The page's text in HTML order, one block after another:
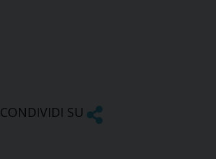
CONDIVIDI SU